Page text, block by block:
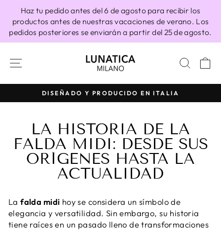
directamente
contenido
Haz tu pedido antes del 6 de agosto para recibir los
productos antes de nuestras vacaciones de verano. Los
pedidos posteriores se enviarán a partir del 25 de agosto.
NAVEGACIÓN
diapositivas
100% HECHO EN ITALIA
LA HISTORIA DE LA
FALDA MIDI: DESDE SUS
ORÍGENES HASTA LA
ACTUALIDAD
Lafalda midi hoy se considera un símbolo de
elegancia y versatilidad. Sin embargo, su historia
tiene raíces en un pasado lleno de transformaciones